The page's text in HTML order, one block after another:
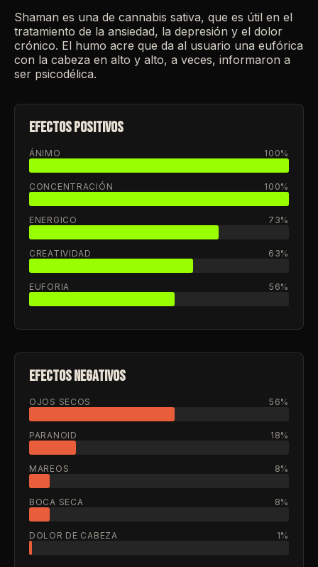
Shaman es una de cannabis sativa, que es útil en el
tratamiento de la ansiedad, la depresión y el dolor
crónico. El humo acre que da al usuario una eufórica
con la cabeza en alto y alto, a veces, informaron a
ser psicodélica.
EFECTOS POSITIVOS
ÁNIMO 100%
CONCENTRACIÓN 100%
ENERGICO 73%
CREATIVIDAD 63%
EUFORIA 56%
EFECTOS NEGATIVOS
OJOS SECOS 56%
PARANOID 18%
MAREOS 8%
BOCA SECA 8%
DOLOR DE CABEZA 1%